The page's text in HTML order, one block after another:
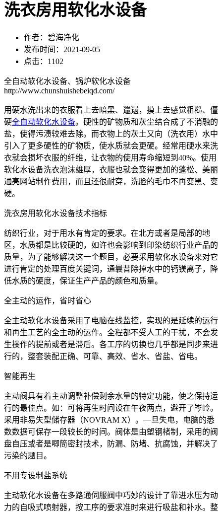
洗衣房用软化水设备
作者：碧海净化
发布时间：2021-09-05
点击：1102
全自动软化水设备、锅炉软化水设备
http://www.chunshuishebeiqd.com/
用硬水洗出来的衣服看上去暗黑、邋遢，摸上去感觉粗糙、僵
硬全自动软化水设备。硬性的矿物质和灰尘结合成了不消融的
盐，使得污渍较难去除。而衣物上的灰土又向（洗衣用）水中
引入了更多硬性的矿物质，使水质就会更硬。经常用硬水来洗
衣就会损坏衣服的纤维，让衣物的使用寿命缩短到40%。使用
软化水设备洗衣泡沫雄厚，衣服也就会变得更加的蓬松、美丽
通亮网站制作费用，而且还很耐穿，洗脸的毛巾不再变黑、变
硬。
洗衣房用软化水设备技术指标
纺织行业，对于用水有肯定的要求。在北方或者是局部的地
区，水质都是比较硬的，如许也会影响到印染纺织行业产品的
质量，为了能够解决这一个题目，必要采用软化水设备来对它
进行肯定的处理百度关键词，通曩昔除掉水中的钙镁离子，降
低水质的硬度，保证生产产品的颜色和质量。
全主动的运作，省时省心
全主动软化水设备采用了电脑在线监控，实现的是延续的运行
和再生工艺的全主动的运作。全程都不受人工的干扰，不会发
生操作的提前或者是滞后。各工序的切换也几乎都是同步来进
行的，整套装配正确、可靠、高效、省水、省盐、省电。
智能再生
主动阀具有着主动调整补偿剩余水量的特定功能，使之保持运
行的最佳点。如：可将再生时间设在午夜两点，避开了岑岭。
采用非易失型储存器（NOVRAM X）。—旦失电，电脑的悉
数数据可保存一段较长的时间。阀体是由塑钢楮制，采用的阀
盘自压或者是唧筒密封技术，防漏、防堵、抗腐蚀，并解决了
污染的题目。
不用专设制盐系统
主动软化水设备在多路通伺服阀中巧妙的设计了靠进水压为动
力的自吸式喷射器，按工序的要求准时来进行吸盐和补水。整